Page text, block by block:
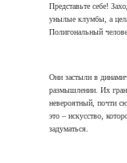
Представьте себе!
унылые клумбы, а
Полигональный
Они застыли в
размышлении. Их
невероятный, почти
это – искусство,
задуматься.